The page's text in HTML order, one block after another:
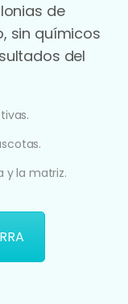
de
sin químicos
del
y la matriz.